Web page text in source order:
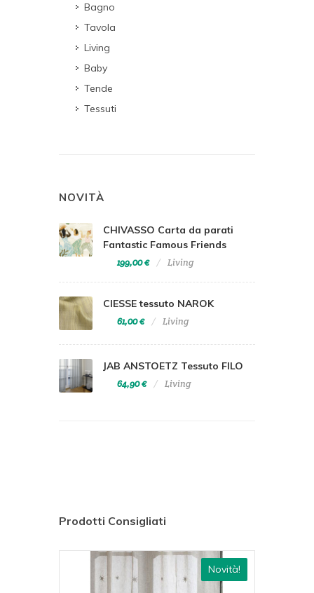
Bagno
Tavola
Living
Baby
Tende
Tessuti
NOVITÀ
CHIVASSO Carta da parati
Fantastic Famous Friends
199,00 € Living
CIESSE tessuto NAROK
61,00 € Living
JAB ANSTOETZ Tessuto FILO
64,90 € Living
Prodotti Consigliati
Novità!